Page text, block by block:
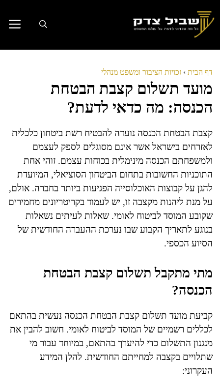
לתוכן
דף הבית › זכויות הציבור ומשפט מנהלי
מועד תשלום קצבת הבטחת
הכנסה: מה כדאי לדעת?
קצבת הבטחת הכנסה נועדה להבטיח רשת ביטחון כלכלית
לאזרחים בישראל אשר אינם מסוגלים לספק לעצמם
ולמשפחתם הכנסה מינימלית בכוחות עצמם. זוהי אחת
התוכניות החשובות בתחום הביטחון הסוציאלי, המיועדת
להגן על קבוצות האוכלוסייה הפגיעות ביותר בחברה. אולם,
על מנת ליהנות מקצבה זו, יש לעמוד בקריטריונים מחמירים
שקובע המוסד לביטוח לאומי. שאלות לעיתים נשאלות
בנוגע לתאריך הקבוע שבו נערכת ההעברה החודשית של
הסיוע הכספי.
מתי מתקבל תשלום קצבת הבטחת
הכנסה?
קביעת מועד תשלום קצבת הבטחת הכנסה נעשית בהתאם
לכללים רשמיים של המוסד לביטוח לאומי. חשוב להבין את
מנגנון התשלום כדי להיערך בהתאם, במיוחד עבור מי
שתלויים בקצבה למחייתם החודשית. להלן המידע
העקרוני: